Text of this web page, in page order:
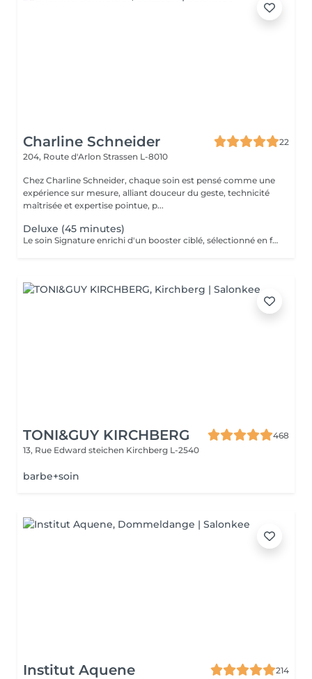
Charline Schneider
22
204, Route d'Arlon Strassen L-8010
Chez Charline Schneider, chaque soin est pensé comme une
expérience sur mesure, alliant douceur du geste, technicité
maîtrisée et expertise pointue, p...
Deluxe (45 minutes)
Le soin Signature enrichi d'un booster ciblé, sélectionné en fonction des besoins de votre peau (éclat, hydratation, fermeté, anti-âge, imperfections), et d'une séance de LED. Ce soin permet de travailler un objectif précis tout en améliorant la qualité globale de la peau. Idéal pour : cibler une problématique spécifique améliorer le grain de peau renforcer les résultats dans le temps Résultat : peau plus homogène, repulpée et visiblement revitalisée. Ce soin n'est pas adapté aux femmes enceintes ou allaitantes, ainsi qu'aux personnes allergiques aux algues ou à l'aspirine.
TONI&GUY KIRCHBERG
468
13, Rue Edward steichen Kirchberg L-2540
barbe+soin
Institut Aquene
214